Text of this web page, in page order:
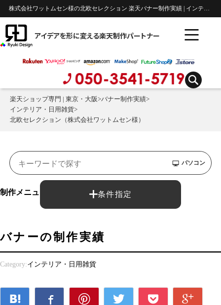
株式会社ワットムセン様の北欧セレクション 楽天バナー制作実績 | インテリア・日用雑貨
アイデアを形に変える楽天制作パートナー
楽天ショップ専門 | 東京・大阪>バナー制作実績>
インテリア・日用雑貨>
北欧セレクション（株式会社ワットムセン様）
条件指定
パソコン
制作メニュー： バナー制作
バナーの制作実績
Category:インテリア・日用雑貨